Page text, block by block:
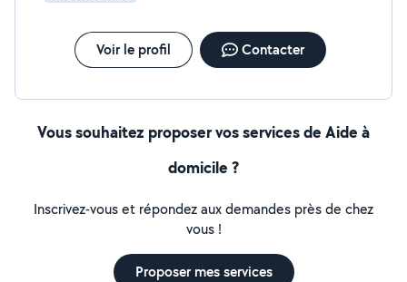
Voir le profil Contacter
Vous souhaitez proposer vos services de Aide à
domicile ?
Inscrivez-vous et répondez aux demandes près de chez
vous !
Proposer mes services